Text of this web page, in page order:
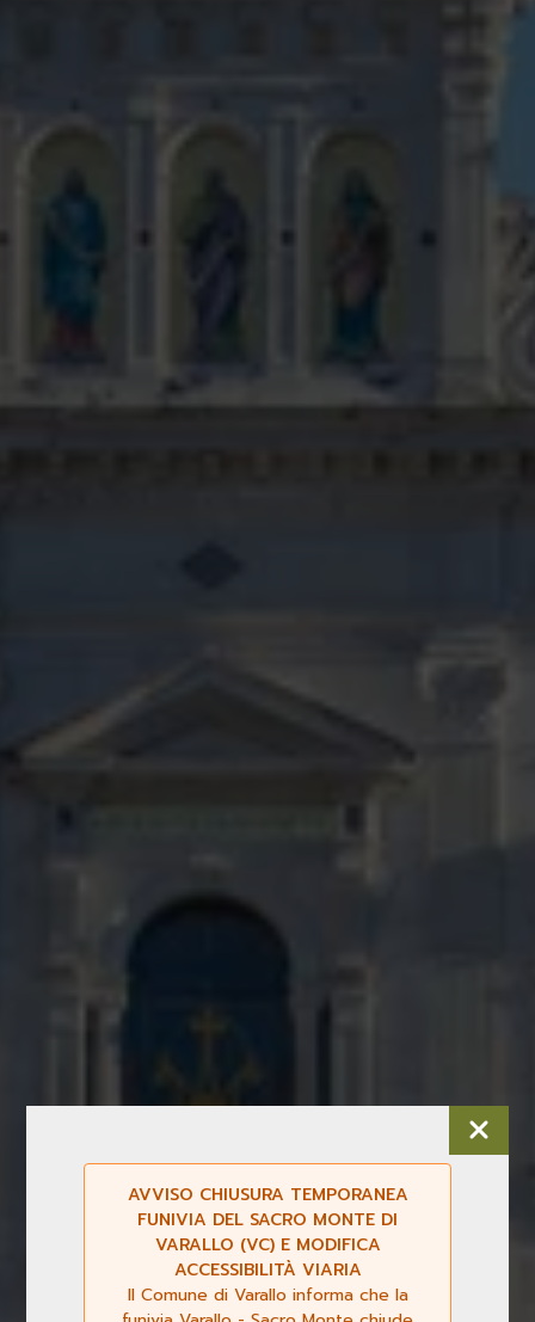
AVVISO CHIUSURA TEMPORANEA
FUNIVIA DEL SACRO MONTE DI
VARALLO (VC) E MODIFICA
ACCESSIBILITÀ VIARIA
Il Comune di Varallo informa che la